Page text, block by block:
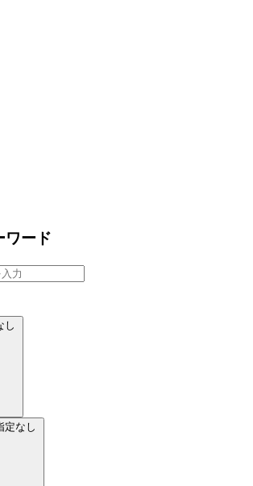
ワード
し
定なし